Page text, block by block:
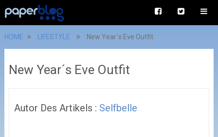
HOME LIFESTYLE New Year´s Eve Outfit
New Year´s Eve Outfit
Autor Des Artikels : Selfbelle